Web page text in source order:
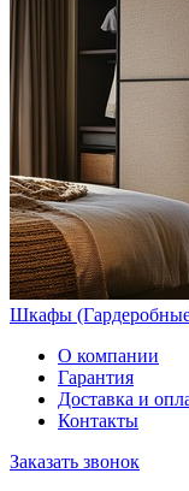
Шкафы
О компании
Гарантия
Доставка и
Контакты
Заказать звонок